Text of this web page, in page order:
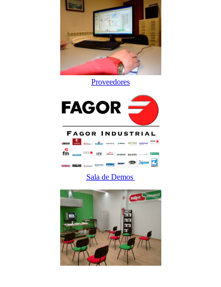
Proveedores
Sala de Demos